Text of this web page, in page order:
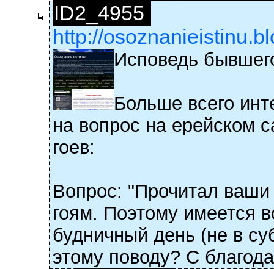
ID2_4955
http://
Исповедь
Больше всего
на вопрос на ерейском
гоев:
Вопрос: "Прочитал ваши
гоям. Поэтому имеется
будничный день (не в
этому поводу? С